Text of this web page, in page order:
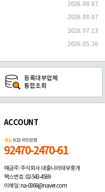
2026. 08. 07
2026. 08. 07
2026. 07. 13
2026. 05. 26
등록대부업체
통합조회
ACCOUNT
92470-2470-61
예금주: 주식회사 대출나라대부중개
팩스번호: 02-543-4569
이메일: na-0366@naver.com